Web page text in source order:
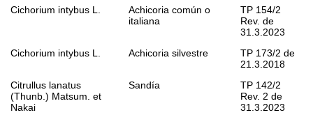
Cichorium intybus L.
Achicoria común o
italiana
TP 154/2
Rev. de
31.3.2023
Cichorium intybus L. Achicoria silvestre
TP 173/2 de
21.3.2018
Citrullus lanatus
(Thunb.) Matsum. et
Nakai
Sandía
TP 142/2
Rev. 2 de
31.3.2023